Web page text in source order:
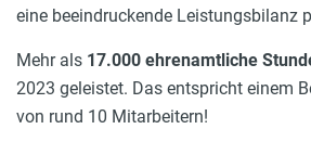
eine beeindruckende Leistungsbilanz
Mehr als 17.000 ehrenamtliche
2023 geleistet. Das entspricht einem
von rund 10 Mitarbeitern!